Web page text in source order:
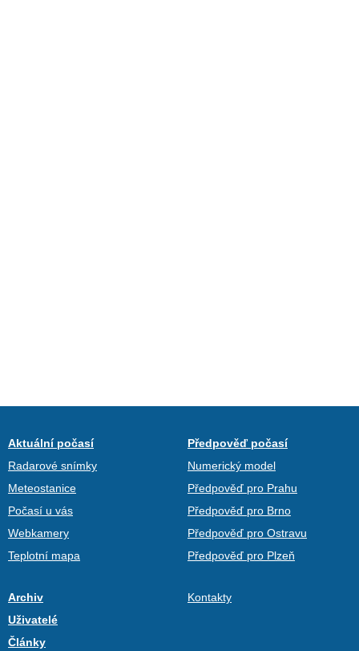
Aktuální počasí
Radarové snímky
Meteostanice
Počasí u vás
Webkamery
Teplotní mapa
Předpověď počasí
Numerický model
Předpověď pro Prahu
Předpověď pro Brno
Předpověď pro Ostravu
Předpověď pro Plzeň
Archiv
Uživatelé
Články
Kontakty